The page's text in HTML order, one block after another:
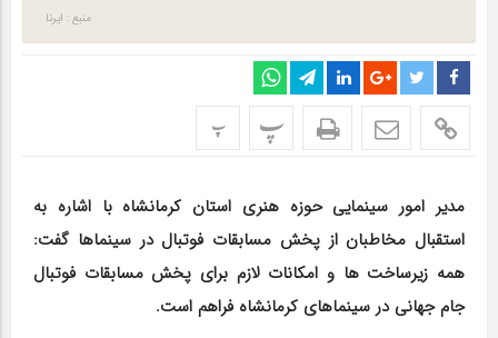
منبع : ایرنا
پ پ
مدیر امور سینمایی حوزه هنری استان کرمانشاه با اشاره به
استقبال مخاطبان از پخش مسابقات فوتبال در سینماها گفت:
همه زیرساخت ها و امکانات لازم برای پخش مسابقات فوتبال
جام جهانی در سینماهای کرمانشاه فراهم است.